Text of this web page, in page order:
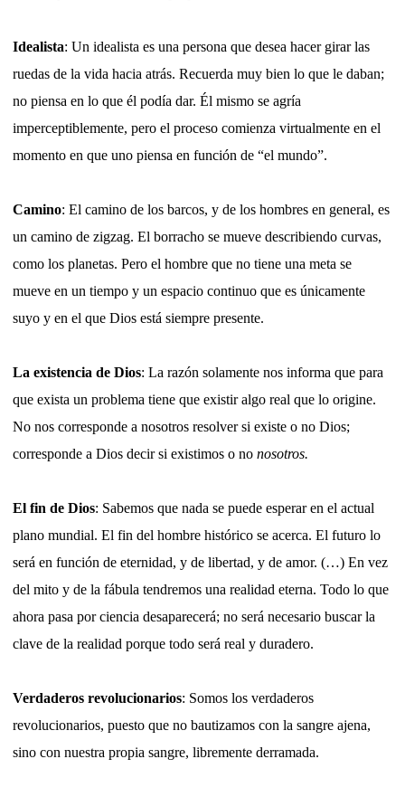
Idealista: Un idealista es una persona que desea hacer girar las
ruedas de la vida hacia atrás. Recuerda muy bien lo que le daban;
no piensa en lo que él podía dar. Él mismo se agría
imperceptiblemente, pero el proceso comienza virtualmente en el
momento en que uno piensa en función de “el mundo”.
Camino: El camino de los barcos, y de los hombres en general, es
un camino de zigzag. El borracho se mueve describiendo curvas,
como los planetas. Pero el hombre que no tiene una meta se
mueve en un tiempo y un espacio continuo que es únicamente
suyo y en el que Dios está siempre presente.
La existencia de Dios: La razón solamente nos informa que para
que exista un problema tiene que existir algo real que lo origine.
No nos corresponde a nosotros resolver si existe o no Dios;
corresponde a Dios decir si existimos o no nosotros.
El fin de Dios: Sabemos que nada se puede esperar en el actual
plano mundial. El fin del hombre histórico se acerca. El futuro lo
será en función de eternidad, y de libertad, y de amor. (…) En vez
del mito y de la fábula tendremos una realidad eterna. Todo lo que
ahora pasa por ciencia desaparecerá; no será necesario buscar la
clave de la realidad porque todo será real y duradero.
Verdaderos revolucionarios: Somos los verdaderos
revolucionarios, puesto que no bautizamos con la sangre ajena,
sino con nuestra propia sangre, libremente derramada.